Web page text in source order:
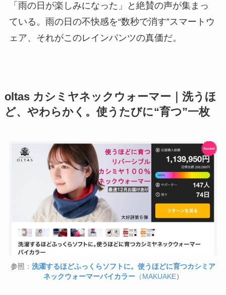
「雨の日が楽しみになった」と絶賛の声が集まっ
ている。雨の日の不快感を“数秒で消す”スマートウ
ェア、それがこのレインパンツの真価だ。
oltas カシミヤネックウォーマー｜洗うほ
ど、やわらかく。使うたびに“育つ”一枚
参照 ： 洗濯するほどふっくらソフトに。使うほどに育つカシミア
ネックウォーマーバイカラー（MAKUAKE）